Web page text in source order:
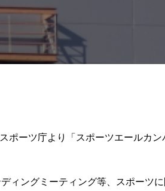
ーツ庁より「スポーツエールカン
ィングミーティング等、スポーツ